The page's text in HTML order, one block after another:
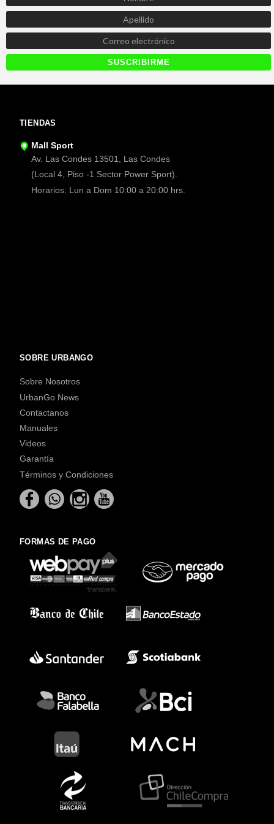
TIENDAS
Mall Sport
Av. Las Condes 13501, Las Condes
(Local 4, Piso -1 Sector Power Sport).
Horarios: Lun a Dom 10:00 a 20:00 hrs.
SOBRE URBANGO
Sobre Nosotros
UrbanGo News
Contactanos
Manuales
Videos
Garantía
Términos y Condiciones
FORMAS DE PAGO